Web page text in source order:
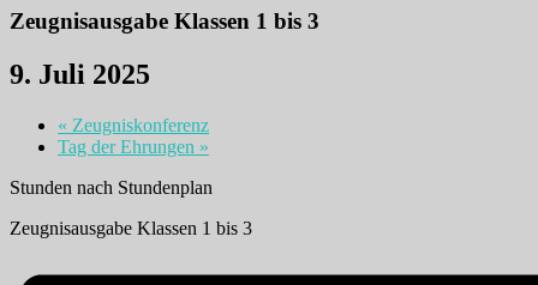
Zeugnisausgabe Klassen 1 bis 3
9. Juli 2025
« Zeugniskonferenz
Tag der Ehrungen »
Stunden nach Stundenplan
Zeugnisausgabe Klassen 1 bis 3